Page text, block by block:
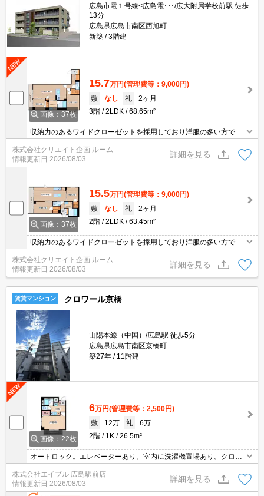
広島市電１号線<広島電･･･/広大附属学校前駅 徒歩
13分
広島県広島市南区西旭町
新築
3階建
画像：37枚
15.7万円(管理費等：9,000円)
敷
なし 礼
2ヶ月
3階
2LDK 68.65m²
収納力のあるワイドクローゼットを採用しており洋服の多い方でも
機もついおり一日の疲れをしっかりと癒してくれます。 脱衣室には
洗面化粧台、室内洗濯機置場を採用しており水回りもスッキリと保
株式会社クリエイト企画 ルーム
情報更新日 2026/08/03
詳細を見る
画像：37枚
15.5万円(管理費等：9,000円)
敷
なし 礼
2ヶ月
2階
2LDK 63.45m²
収納力のあるワイドクローゼットを採用しており洋服の多い方でも
機もついおり一日の疲れをしっかりと癒してくれます。 脱衣室には
洗面化粧台、室内洗濯機置場を採用しており水回りもスッキリと保
てます。
株式会社クリエイト企画 ルーム
情報更新日 2026/08/03
詳細を見る
賃貸マンション クロワール京橋
山陽本線（中国）/広島駅 徒歩5分
広島県広島市南区京橋町
築27年
11階建
画像：22枚
6万円(管理費等：2,500円)
敷
12万 礼
6万
2階
1K 26.5m²
オートロック。エレベーターあり。室内に洗濯機置場あり。クロー
株式会社エイブル 広島駅前店
情報更新日 2026/08/03
詳細を見る